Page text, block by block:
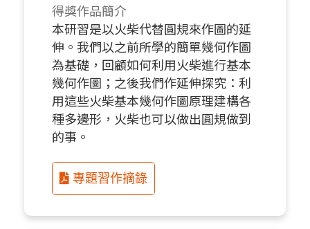
得獎作品簡介
本研習是以火柴代替圓規來作圖的延
伸。我們以之前所學的簡單幾何作圖
為基礎，回顧如何利用火柴進行基本
幾何作圖；之後我們作延伸探究：利
用這些火柴基本幾何作圖原理建構各
種多邊形，火柴也可以做出圓規做到
的事。
專題習作摘錄